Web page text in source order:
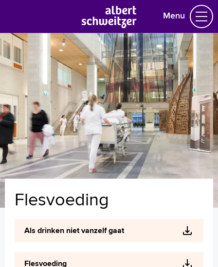
Menu
Homepage
Praktische informatie
Specialismen
Werken en leren
Medewerkers
Contact
MijnASz
Verwijzers
Flesvoeding
Als drinken niet vanzelf gaat
Flesvoeding